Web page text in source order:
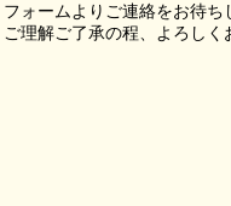
フォームよりご連絡をお待ち
ご理解ご了承の程、よろし